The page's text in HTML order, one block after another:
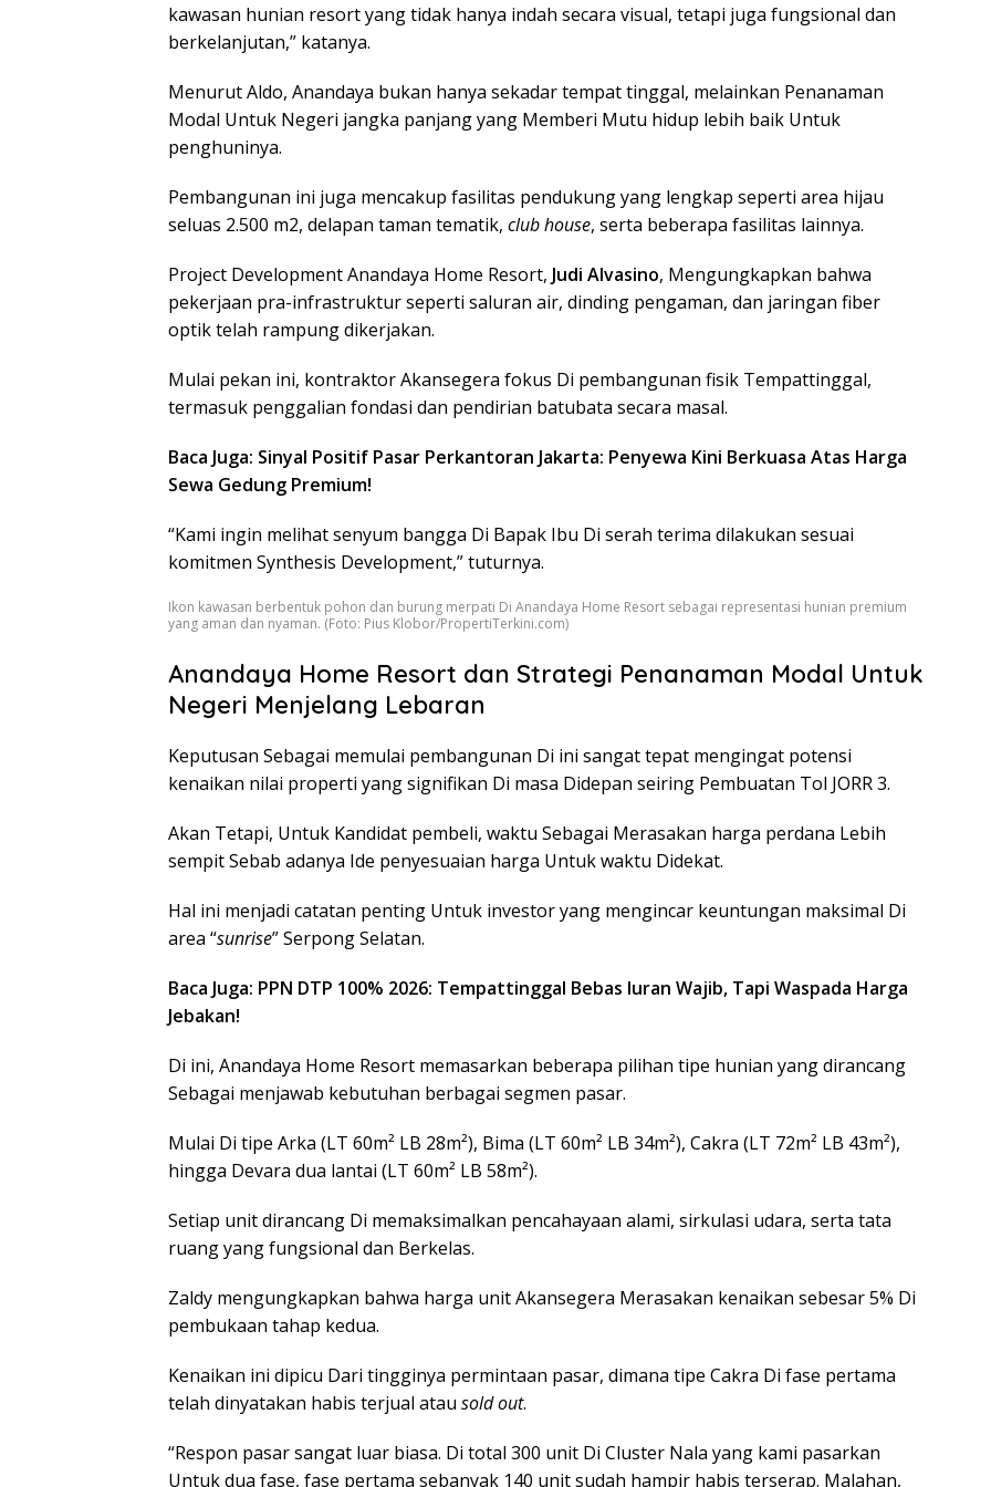
kawasan hunian resort yang tidak hanya indah secara visual, tetapi juga fungsional dan
berkelanjutan,” katanya.
Menurut Aldo, Anandaya bukan hanya sekadar tempat tinggal, melainkan Penanaman
Modal Untuk Negeri jangka panjang yang Memberi Mutu hidup lebih baik Untuk
penghuninya.
Pembangunan ini juga mencakup fasilitas pendukung yang lengkap seperti area hijau
seluas 2.500 m2, delapan taman tematik, club house, serta beberapa fasilitas lainnya.
Project Development Anandaya Home Resort, Judi Alvasino, Mengungkapkan bahwa
pekerjaan pra-infrastruktur seperti saluran air, dinding pengaman, dan jaringan fiber
optik telah rampung dikerjakan.
Mulai pekan ini, kontraktor Akansegera fokus Di pembangunan fisik Tempattinggal,
termasuk penggalian fondasi dan pendirian batubata secara masal.
Baca Juga: Sinyal Positif Pasar Perkantoran Jakarta: Penyewa Kini Berkuasa Atas Harga
Sewa Gedung Premium!
“Kami ingin melihat senyum bangga Di Bapak Ibu Di serah terima dilakukan sesuai
komitmen Synthesis Development,” tuturnya.
Ikon kawasan berbentuk pohon dan burung merpati Di Anandaya Home Resort sebagai representasi hunian premium
yang aman dan nyaman. (Foto: Pius Klobor/PropertiTerkini.com)
Anandaya Home Resort dan Strategi Penanaman Modal Untuk
Negeri Menjelang Lebaran
Keputusan Sebagai memulai pembangunan Di ini sangat tepat mengingat potensi
kenaikan nilai properti yang signifikan Di masa Didepan seiring Pembuatan Tol JORR 3.
Akan Tetapi, Untuk Kandidat pembeli, waktu Sebagai Merasakan harga perdana Lebih
sempit Sebab adanya Ide penyesuaian harga Untuk waktu Didekat.
Hal ini menjadi catatan penting Untuk investor yang mengincar keuntungan maksimal Di
area “sunrise” Serpong Selatan.
Baca Juga: PPN DTP 100% 2026: Tempattinggal Bebas Iuran Wajib, Tapi Waspada Harga
Jebakan!
Di ini, Anandaya Home Resort memasarkan beberapa pilihan tipe hunian yang dirancang
Sebagai menjawab kebutuhan berbagai segmen pasar.
Mulai Di tipe Arka (LT 60m² LB 28m²), Bima (LT 60m² LB 34m²), Cakra (LT 72m² LB 43m²),
hingga Devara dua lantai (LT 60m² LB 58m²).
Setiap unit dirancang Di memaksimalkan pencahayaan alami, sirkulasi udara, serta tata
ruang yang fungsional dan Berkelas.
Zaldy mengungkapkan bahwa harga unit Akansegera Merasakan kenaikan sebesar 5% Di
pembukaan tahap kedua.
Kenaikan ini dipicu Dari tingginya permintaan pasar, dimana tipe Cakra Di fase pertama
telah dinyatakan habis terjual atau sold out.
“Respon pasar sangat luar biasa. Di total 300 unit Di Cluster Nala yang kami pasarkan
Untuk dua fase, fase pertama sebanyak 140 unit sudah hampir habis terserap. Malahan,